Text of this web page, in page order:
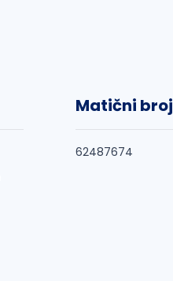
Matični broj
62487674